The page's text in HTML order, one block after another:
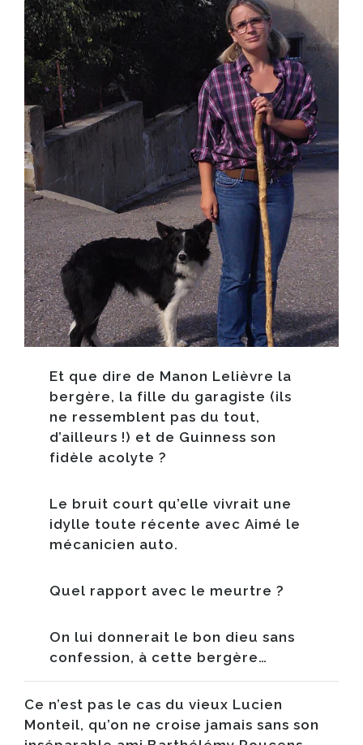
Et que dire de Manon Lelièvre la
bergère, la fille du garagiste (ils
ne ressemblent pas du tout,
d’ailleurs !) et de Guinness son
fidèle acolyte ?
Le bruit court qu’elle vivrait une
idylle toute récente avec Aimé le
mécanicien auto.
Quel rapport avec le meurtre ?
On lui donnerait le bon dieu sans
confession, à cette bergère…
Ce n’est pas le cas du vieux Lucien
Monteil, qu’on ne croise jamais sans son